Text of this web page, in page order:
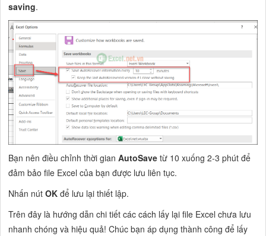
saving.
Bạn nên điều chỉnh thời gianAutoSave từ 10 xuống 2-3 phút để
đảm bảo file Excel của bạn được lưu liên tục.
Nhấn nútOK để lưu lại thiết lập.
Trên đây là hướng dẫn chi tiết các cách lấy lại file Excel chưa lưu
nhanh chóng và hiệu quả! Chúc bạn áp dụng thành công để lấy